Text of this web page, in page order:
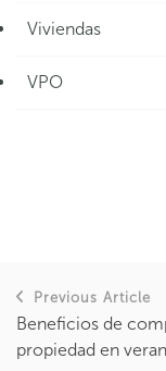
Viviendas
VPO
Previous Article
Beneficios de
propiedad en